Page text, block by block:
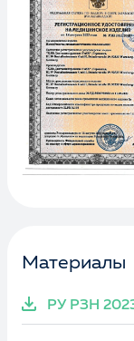
Материалы
РУ РЗН